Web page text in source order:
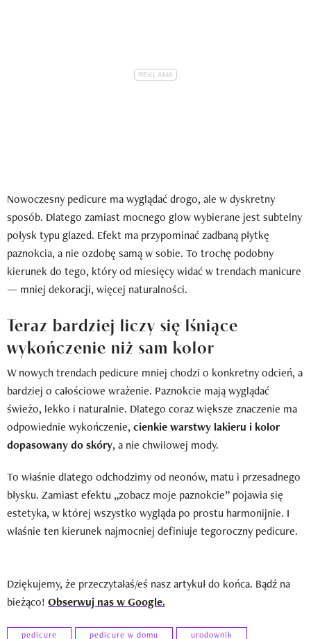
Nowoczesny pedicure ma wyglądać drogo, ale w dyskretny
sposób. Dlatego zamiast mocnego glow wybierane jest subtelny
połysk typu glazed. Efekt ma przypominać zadbaną płytkę
paznokcia, a nie ozdobę samą w sobie. To trochę podobny
kierunek do tego, który od miesięcy widać w trendach manicure
— mniej dekoracji, więcej naturalności.
Teraz bardziej liczy się lśniące
wykończenie niż sam kolor
W nowych trendach pedicure mniej chodzi o konkretny odcień, a
bardziej o całościowe wrażenie. Paznokcie mają wyglądać
świeżo, lekko i naturalnie. Dlatego coraz większe znaczenie ma
odpowiednie wykończenie,cienkie warstwy lakieru i kolor
dopasowany do skóry, a nie chwilowej mody.
To właśnie dlatego odchodzimy od neonów, matu i przesadnego
błysku. Zamiast efektu „zobacz moje paznokcie” pojawia się
estetyka, w której wszystko wygląda po prostu harmonijnie. I
właśnie ten kierunek najmocniej definiuje tegoroczny pedicure.
Dziękujemy, że przeczytałaś/eś nasz artykuł do końca. Bądź na
bieżąco! Obserwuj nas w Google.
pedicure pedicure w domu urodownik